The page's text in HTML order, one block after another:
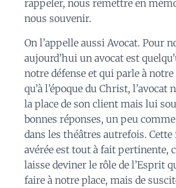
rappeler, nous remettre en
nous souvenir.
On l’appelle aussi Avocat. Pour
aujourd’hui un avocat est
notre défense et qui parle à
qu’à l’époque du Christ, l’avocat
la place de son client mais lui
bonnes réponses, un peu
dans les théâtres autrefois. Cette
avérée est tout à fait pertinente,
laisse deviner le rôle de l’Esprit
faire à notre place, mais de